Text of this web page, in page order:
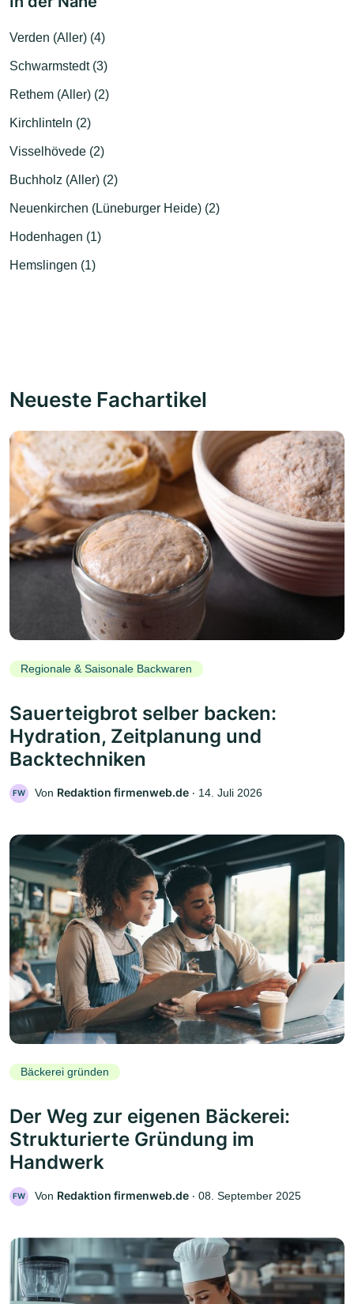
Verden (Aller) (4)
Schwarmstedt (3)
Rethem (Aller) (2)
Kirchlinteln (2)
Visselhövede (2)
Buchholz (Aller) (2)
Neuenkirchen (Lüneburger Heide) (2)
Hodenhagen (1)
Hemslingen (1)
Neueste Fachartikel
Regionale & Saisonale Backwaren
Sauerteigbrot selber backen:
Hydration, Zeitplanung und
Backtechniken
FW Von Redaktion firmenweb.de ‧ 14. Juli 2026
Bäckerei gründen
Der Weg zur eigenen Bäckerei:
Strukturierte Gründung im
Handwerk
FW Von Redaktion firmenweb.de ‧ 08. September 2025